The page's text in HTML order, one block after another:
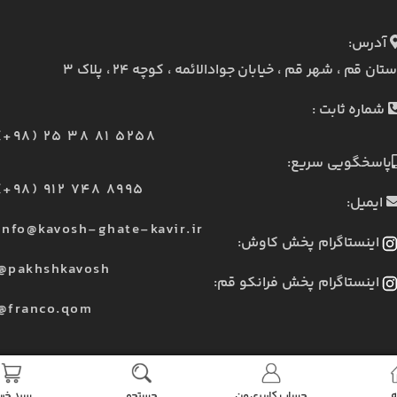
آدرس:
قم ، شهر قم ، خیابان جوادالائمه ، کوچه ۲۴ ، پلاک ۳
شماره ثابت :
25 38 81 5258
پاسخگویی سریع:
912 748 8995
ایمیل:
ghate-kavir.ir
اینستاگرام پخش کاوش:
اینستاگرام پخش فرانکو قم: